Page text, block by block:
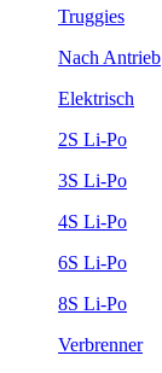
Truggies
Nach Antrieb
Elektrisch
2S Li-Po
3S Li-Po
4S Li-Po
6S Li-Po
8S Li-Po
Verbrenner